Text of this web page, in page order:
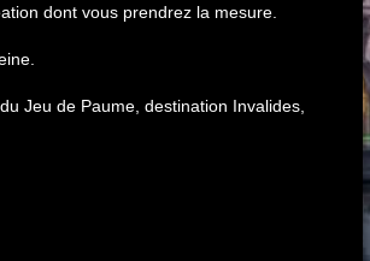
dont vous prendrez la mesure.
Jeu de Paume, destination Invalides,